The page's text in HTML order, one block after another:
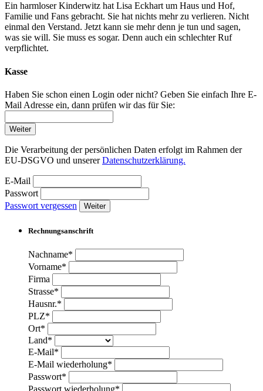
Ein harmloser Kinderwitz hat Lisa Eckhart um Haus und Hof,
Familie und Fans gebracht. Sie hat nichts mehr zu verlieren. Nicht
einmal den Verstand. Jetzt kann sie mehr denn je tun und sagen,
was sie will. Sie muss es sogar. Denn auch ein schlechter Ruf
verpflichtet.
Kasse
Haben Sie schon einen Login oder nicht? Geben Sie einfach Ihre E-
Mail Adresse ein, dann prüfen wir das für Sie:
Weiter
Die Verarbeitung der persönlichen Daten erfolgt im Rahmen der
EU-DSGVO und unsererDatenschutzerklärung.
E-Mail
Passwort
Passwort vergessen
Weiter
Rechnungsanschrift
Nachname*
Vorname*
Firma
Strasse*
Hausnr.*
PLZ*
Ort*
Land*
E-Mail*
E-Mail wiederholung*
Passwort*